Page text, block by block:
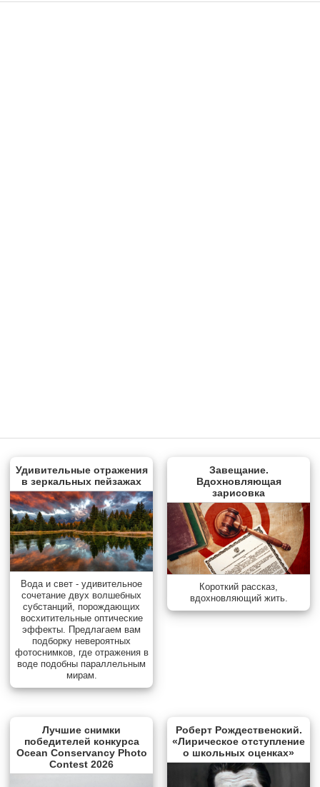
Удивительные отражения
в зеркальных пейзажах
Вода и свет - удивительное
сочетание двух волшебных
субстанций, порождающих
восхитительные оптические
эффекты. Предлагаем вам
подборку невероятных
фотоснимков, где отражения в
воде подобны параллельным
мирам.
Завещание.
Вдохновляющая
зарисовка
Короткий рассказ,
вдохновляющий жить.
Лучшие снимки
победителей конкурса
Ocean Conservancy Photo
Contest 2026
Роберт Рождественский.
«Лирическое отступление
о школьных оценках»